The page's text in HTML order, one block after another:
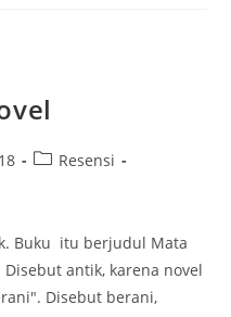
Resensi
Buku itu berjudul Mata
antik, karena novel
Disebut berani,